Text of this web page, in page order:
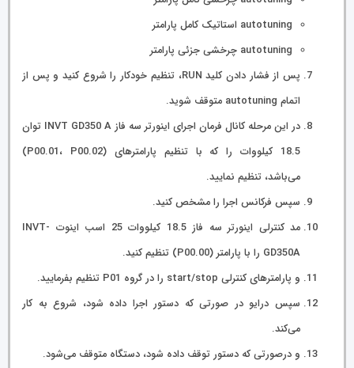
autotuning استاتیک کامل پارامتر
autotuning چرخشی جزئی پارامتر
پس از فشار دادن کلید RUN، تنظیم خودکار را شروع کنید و پس از
اتمام autotuning متوقف شوید.
در این مرحله کانال فرمان اجرای اینورتر سه فاز INVT GD350 A توان
18.5 کیلووات را که با تنظیم پارامترهای (P00.01، P00.02)
می‌باشد، تنظیم نمایید.
سپس فرکانس اجرا را مشخص کنید.
مد کنترلی اینورتر سه فاز 18.5 کیلووات 25 اسب اینوت INVT-
GD350A را با پارامتر (P00.00) تنظیم کنید.
و پارامترهای کنترلی start/stop را در گروه P01 تنظیم بفرمایید.
سپس درایو در صورتی که دستور اجرا داده شود، شروع به کار
می‌کند.
و درصورتی که دستور توقف داده شود، دستگاه متوقف می‌شود.